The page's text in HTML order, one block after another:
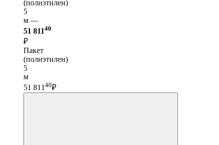
(полиэтилен)
5
м —
51 81140
₽
Пакет
(полиэтилен)
5
м
51 811 40₽